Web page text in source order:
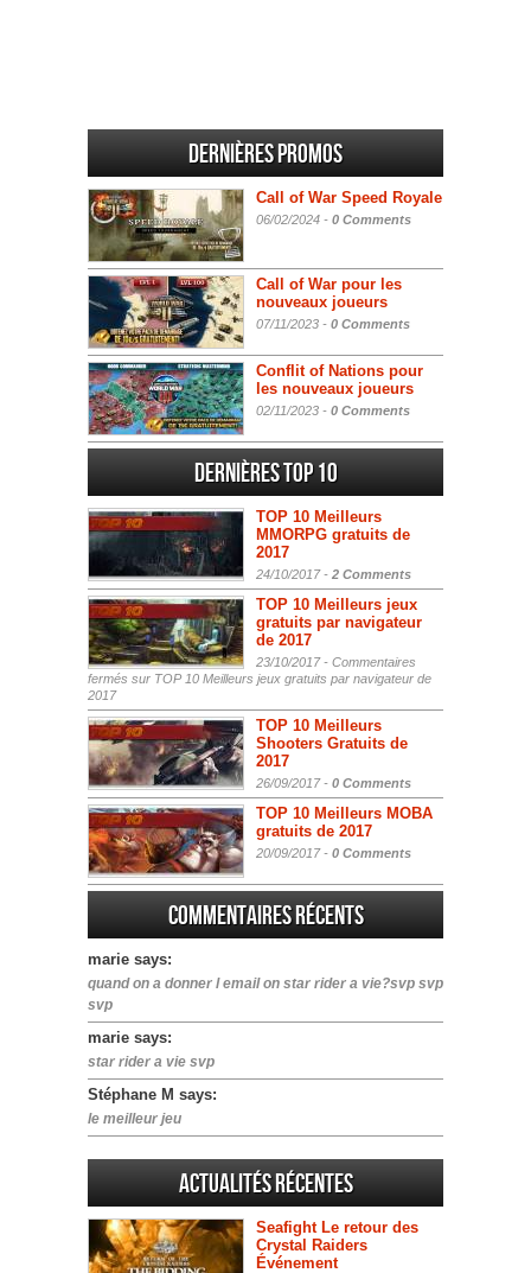
Dernières promos
Call of War Speed Royale
06/02/2024 - 0 Comments
Call of War pour les
nouveaux joueurs
07/11/2023 - 0 Comments
Conflit of Nations pour
les nouveaux joueurs
02/11/2023 - 0 Comments
Dernières Top 10
TOP 10 Meilleurs
MMORPG gratuits de
2017
24/10/2017 - 2 Comments
TOP 10 Meilleurs jeux
gratuits par navigateur
de 2017
23/10/2017 - Commentaires
fermés sur TOP 10 Meilleurs jeux gratuits par navigateur de
2017
TOP 10 Meilleurs
Shooters Gratuits de
2017
26/09/2017 - 0 Comments
TOP 10 Meilleurs MOBA
gratuits de 2017
20/09/2017 - 0 Comments
Commentaires récents
marie says:
quand on a donner l email on star rider a vie?svp svp
svp
marie says:
star rider a vie svp
Stéphane M says:
le meilleur jeu
Actualités Récentes
Seafight Le retour des
Crystal Raiders
Événement